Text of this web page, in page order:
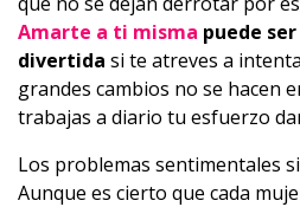
Amarte a ti misma puede
divertida si te atreves a
grandes cambios no se hacen
trabajas a diario tu esfuerzo
Los problemas sentimentales
Aunque es cierto que cada